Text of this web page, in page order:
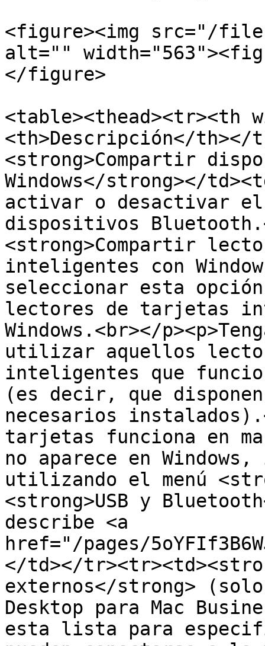
<figure><img src="/files/
alt=""
</figure>
<table><thead><tr><th
<th>Descripción</th></
<strong>Compartir
Windows</strong></
activar o desactivar el
dispositivos
<strong>Compartir
inteligentes con
seleccionar esta
lectores de tarjetas
Windows.<br></
utilizar aquellos
inteligentes que
(es decir, que
necesarios
tarjetas funciona en
no aparece en
utilizando el menú
<strong>USB y
describe <a
href="/pages/
</td></
externos</strong>
Desktop para Mac
esta lista para